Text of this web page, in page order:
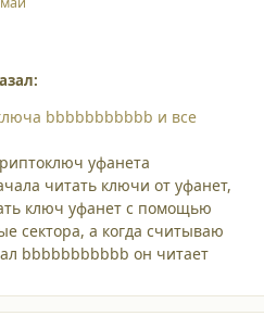
bbbbbbbbbbb и все
уфанета
читать ключи от уфанет,
ключ уфанет с помощью
сектора, а когда считываю
bbbbbbbbbbb он читает